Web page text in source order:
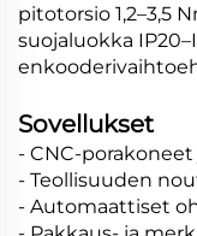
pitotorsio 1,2–3,5
suojaluokka
Sovellukset
- CNC-
- Teollisuuden
- Automaattiset